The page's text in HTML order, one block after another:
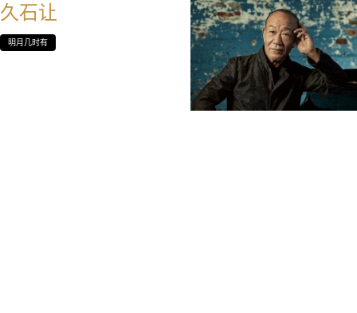
久石让
明月几时有